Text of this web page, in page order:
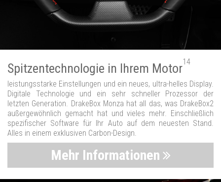
Spitzentechnologie in Ihrem Motor14
leistungsstarke Einstellungen und ein neues, ultra-helles Display.
Digitale Technologie und ein sehr schneller Prozessor der
letzten Generation. DrakeBox Monza hat all das, was DrakeBox2
außergewöhnlich gemacht hat und vieles mehr. Einschließlich
spezifischer Software für Ihr Auto auf dem neuesten Stand.
Alles in einem exklusiven Carbon-Design.
Mehr Informationen